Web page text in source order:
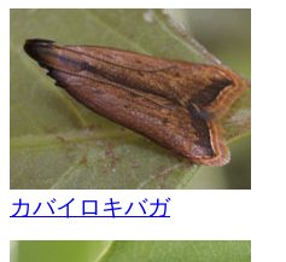
カバイロキバガ